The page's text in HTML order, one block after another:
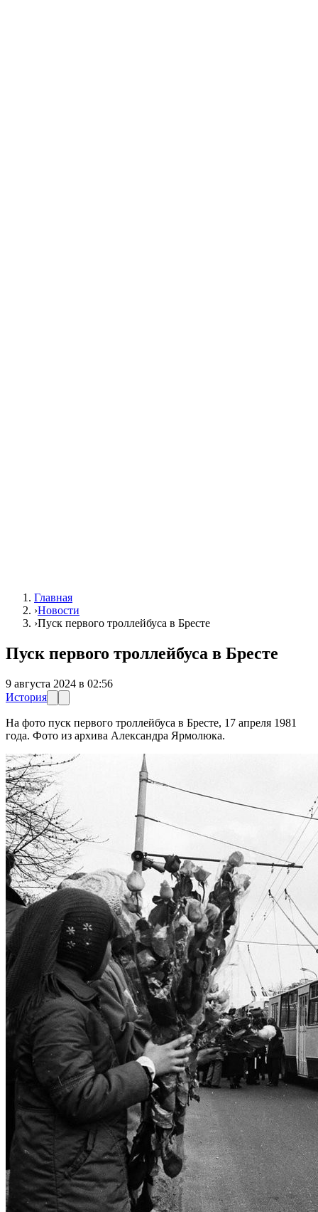
Главная
›Новости
›Пуск первого троллейбуса в Бресте
Пуск первого троллейбуса в Бресте
9 августа 2024 в 02:56
История
На фото пуск первого троллейбуса в Бресте, 17 апреля 1981
года. Фото из архива Александра Ярмолюка.